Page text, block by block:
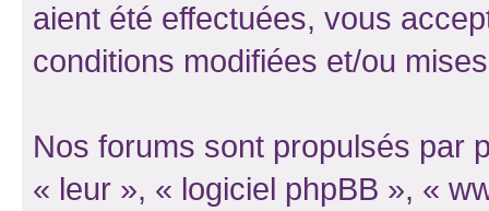
aient été effectuées, vous
conditions modifiées et/ou
Nos forums sont propulsés par
« leur », « logiciel phpBB », «